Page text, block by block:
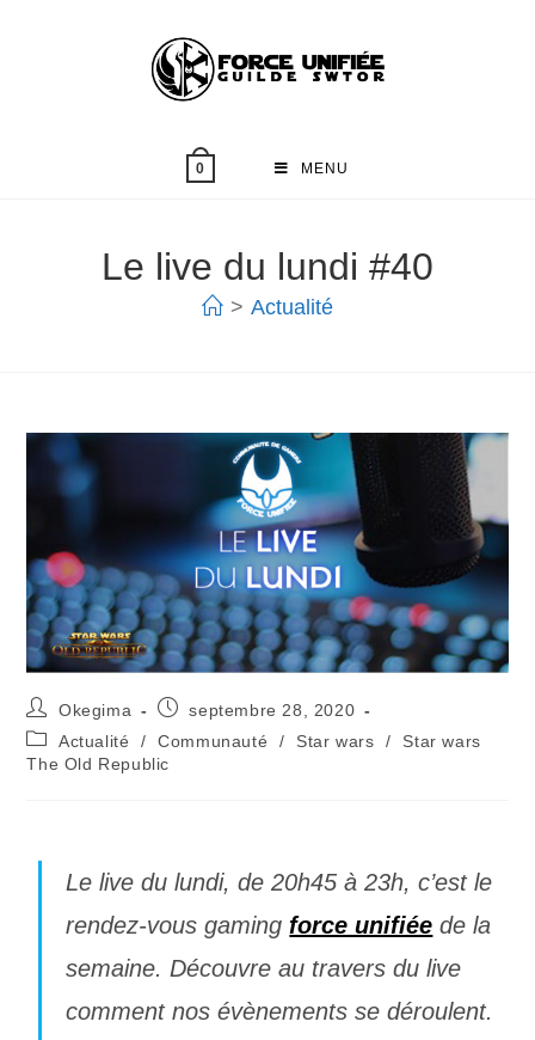
0 MENU
Le live du lundi #40
> Actualité
Okegima
septembre 28, 2020
Actualité
/ Communauté / Star wars /
Star wars
The Old Republic
Le live du lundi, de 20h45 à 23h, c’est le
rendez-vous gaming force unifiée de la
semaine. Découvre au travers du live
comment nos évènements se déroulent.